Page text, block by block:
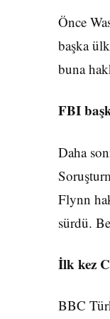
Önce
başka
buna
FBI
Daha
Flynn
sürdü.
İlk kez
BBC